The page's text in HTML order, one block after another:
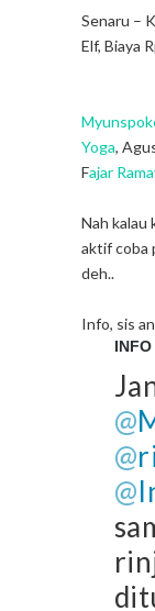
Elf, Biaya
Yoga,
Fajar
Nah kalau
aktif coba
deh..
Info, sis
@
@
@